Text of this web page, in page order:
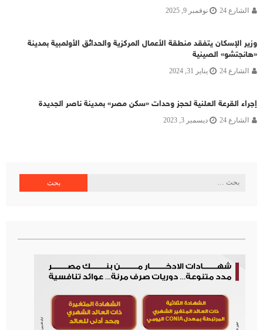
الشارع 24 نوفمبر 9, 2025
وزير الإسكان يتفقد منطقة الأعمال المركزية والحدائق الأولمبية بمدينة
«هانجتشو» الصينية
الشارع 24 يناير 31, 2024
إجراء القرعة العلنية لحجز وحدات «سكن مصر» بمدينة ناصر الجديدة
الشارع 24 ديسمبر 3, 2023
البحث